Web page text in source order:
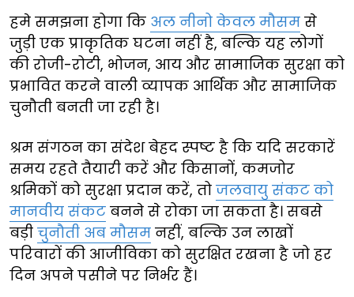
हमे समझना होगा कि अल नीनो केवल मौसम से
जुड़ी एक प्राकृतिक घटना नहीं है, बल्कि यह लोगों
की रोजी-रोटी, भोजन, आय और सामाजिक सुरक्षा को
प्रभावित करने वाली व्यापक आर्थिक और सामाजिक
चुनौती बनती जा रही है।
श्रम संगठन का संदेश बेहद स्पष्ट है कि यदि सरकारें
समय रहते तैयारी करें और किसानों, कमजोर
श्रमिकों को सुरक्षा प्रदान करें, तो जलवायु संकट को
मानवीय संकट बनने से रोका जा सकता है। सबसे
बड़ी चुनौती अब मौसम नहीं, बल्कि उन लाखों
परिवारों की आजीविका को सुरक्षित रखना है जो हर
दिन अपने पसीने पर निर्भर हैं।